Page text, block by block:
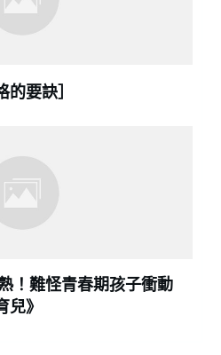
的要訣］
！難怪青春期孩子衝動
》